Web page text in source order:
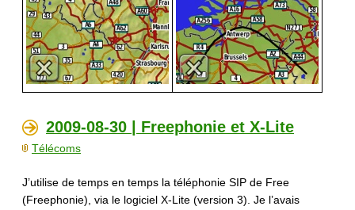
2009-08-30 | Freephonie et X-Lite
Télécoms
J’utilise de temps en temps la téléphonie SIP de Free
(Freephonie), via le logiciel X-Lite (version 3). Je l’avais